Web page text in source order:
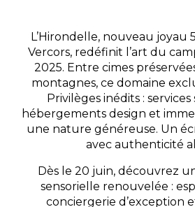
L’Hirondelle, nouveau joyau
Vercors, redéfinit l’art du
2025. Entre cimes
montagnes, ce domaine
Privilèges inédits :
hébergements design et
une nature généreuse. Un
avec authenticité
Dès le 20 juin, découvrez
sensorielle renouvelée :
conciergerie d’exception